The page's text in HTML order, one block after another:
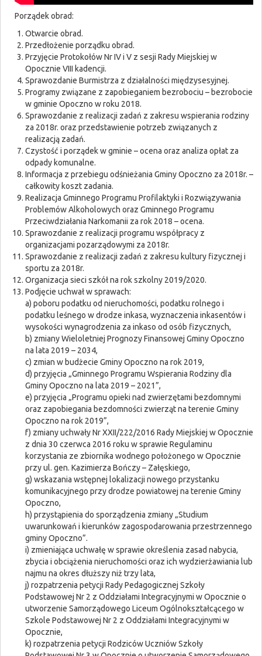
Porządek obrad:
Otwarcie obrad.
Przedłożenie porządku obrad.
Przyjęcie Protokołów Nr IV i V z sesji Rady Miejskiej w
Opocznie VIII kadencji.
Sprawozdanie Burmistrza z działalności międzysesyjnej.
Programy związane z zapobieganiem bezrobociu – bezrobocie
w gminie Opoczno w roku 2018.
Sprawozdanie z realizacji zadań z zakresu wspierania rodziny
za 2018r. oraz przedstawienie potrzeb związanych z
realizacją zadań.
Czystość i porządek w gminie – ocena oraz analiza opłat za
odpady komunalne.
Informacja z przebiegu odśnieżania Gminy Opoczno za 2018r. –
całkowity koszt zadania.
Realizacja Gminnego Programu Profilaktyki i Rozwiązywania
Problemów Alkoholowych oraz Gminnego Programu
Przeciwdziałania Narkomanii za rok 2018 – ocena.
Sprawozdanie z realizacji programu współpracy z
organizacjami pozarządowymi za 2018r.
Sprawozdanie z realizacji zadań z zakresu kultury fizycznej i
sportu za 2018r.
Organizacja sieci szkół na rok szkolny 2019/2020.
Podjęcie uchwał w sprawach:
a) poboru podatku od nieruchomości, podatku rolnego i
podatku leśnego w drodze inkasa, wyznaczenia inkasentów i
wysokości wynagrodzenia za inkaso od osób fizycznych,
b) zmiany Wieloletniej Prognozy Finansowej Gminy Opoczno
na lata 2019 – 2034,
c) zmian w budżecie Gminy Opoczno na rok 2019,
d) przyjęcia „Gminnego Programu Wspierania Rodziny dla
Gminy Opoczno na lata 2019 – 2021”,
e) przyjęcia „Programu opieki nad zwierzętami bezdomnymi
oraz zapobiegania bezdomności zwierząt na terenie Gminy
Opoczno na rok 2019”,
f) zmiany uchwały Nr XXII/222/2016 Rady Miejskiej w Opocznie
z dnia 30 czerwca 2016 roku w sprawie Regulaminu
korzystania ze zbiornika wodnego położonego w Opocznie
przy ul. gen. Kazimierza Bończy – Załęskiego,
g) wskazania wstępnej lokalizacji nowego przystanku
komunikacyjnego przy drodze powiatowej na terenie Gminy
Opoczno,
h) przystąpienia do sporządzenia zmiany „Studium
uwarunkowań i kierunków zagospodarowania przestrzennego
gminy Opoczno”.
i) zmieniająca uchwałę w sprawie określenia zasad nabycia,
zbycia i obciążenia nieruchomości oraz ich wydzierżawiania lub
najmu na okres dłuższy niż trzy lata,
j) rozpatrzenia petycji Rady Pedagogicznej Szkoły
Podstawowej Nr 2 z Oddziałami Integracyjnymi w Opocznie o
utworzenie Samorządowego Liceum Ogólnokształcącego w
Szkole Podstawowej Nr 2 z Oddziałami Integracyjnymi w
Opocznie,
k) rozpatrzenia petycji Rodziców Uczniów Szkoły